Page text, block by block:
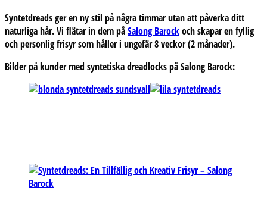
Syntetdreads ger en ny stil på några timmar utan att påverka ditt
naturliga hår. Vi flätar in dem påSalong Barockoch skapar en fyllig
och personlig frisyr som håller i ungefär 8 veckor (2 månader).
Bilder på kunder med syntetiska dreadlocks på Salong Barock: